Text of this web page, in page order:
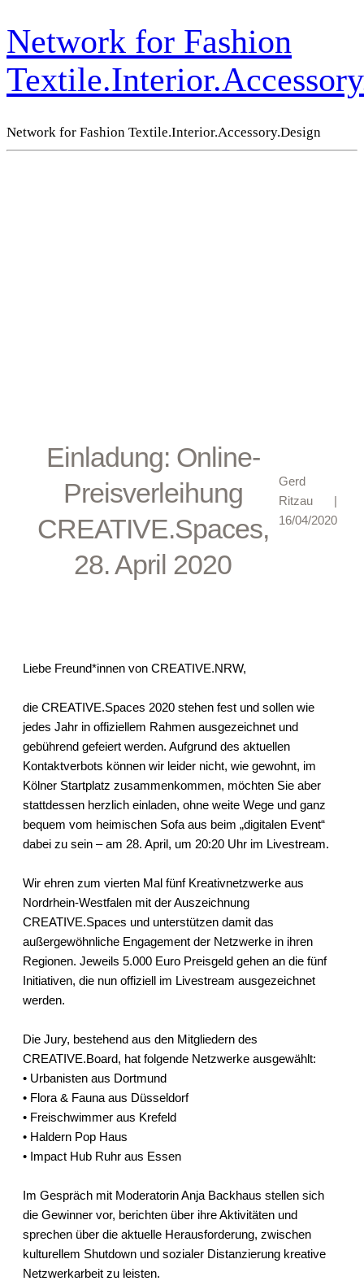
Network for Fashion
Network for Fashion Textile.Interior.Accessory.Design
Einladung: Online-
Preisverleihung
CREATIVE.Spaces,
28. April 2020
Gerd
Ritzau |
16/04/2020
Liebe Freund*innen von CREATIVE.NRW,
die CREATIVE.Spaces 2020 stehen fest und sollen wie
jedes Jahr in offiziellem Rahmen ausgezeichnet und
gebührend gefeiert werden. Aufgrund des aktuellen
Kontaktverbots können wir leider nicht, wie gewohnt, im
Kölner Startplatz zusammenkommen, möchten Sie aber
stattdessen herzlich einladen, ohne weite Wege und ganz
bequem vom heimischen Sofa aus beim „digitalen Event“
dabei zu sein – am 28. April, um 20:20 Uhr im Livestream.
Wir ehren zum vierten Mal fünf Kreativnetzwerke aus
Nordrhein-Westfalen mit der Auszeichnung
CREATIVE.Spaces und unterstützen damit das
außergewöhnliche Engagement der Netzwerke in ihren
Regionen. Jeweils 5.000 Euro Preisgeld gehen an die fünf
Initiativen, die nun offiziell im Livestream ausgezeichnet
werden.
Die Jury, bestehend aus den Mitgliedern des
CREATIVE.Board, hat folgende Netzwerke ausgewählt:
• Urbanisten aus Dortmund
• Flora & Fauna aus Düsseldorf
• Freischwimmer aus Krefeld
• Haldern Pop Haus
• Impact Hub Ruhr aus Essen
Im Gespräch mit Moderatorin Anja Backhaus stellen sich
die Gewinner vor, berichten über ihre Aktivitäten und
sprechen über die aktuelle Herausforderung, zwischen
kulturellem Shutdown und sozialer Distanzierung kreative
Netzwerkarbeit zu leisten.